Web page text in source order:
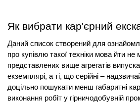
Як вибрати кар'єрний
Даний список створений для
про купівлю такої техніки мова йти не
представлених вище агрегатів
екземплярі, а ті, що серійні –
доцільно пошукати менш габаритні
виконання робіт у гірничодобувній